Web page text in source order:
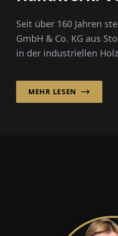
Erfolg
Seit über 160 Jahren
GmbH & Co. KG aus
in der industriellen
MEHR LESEN